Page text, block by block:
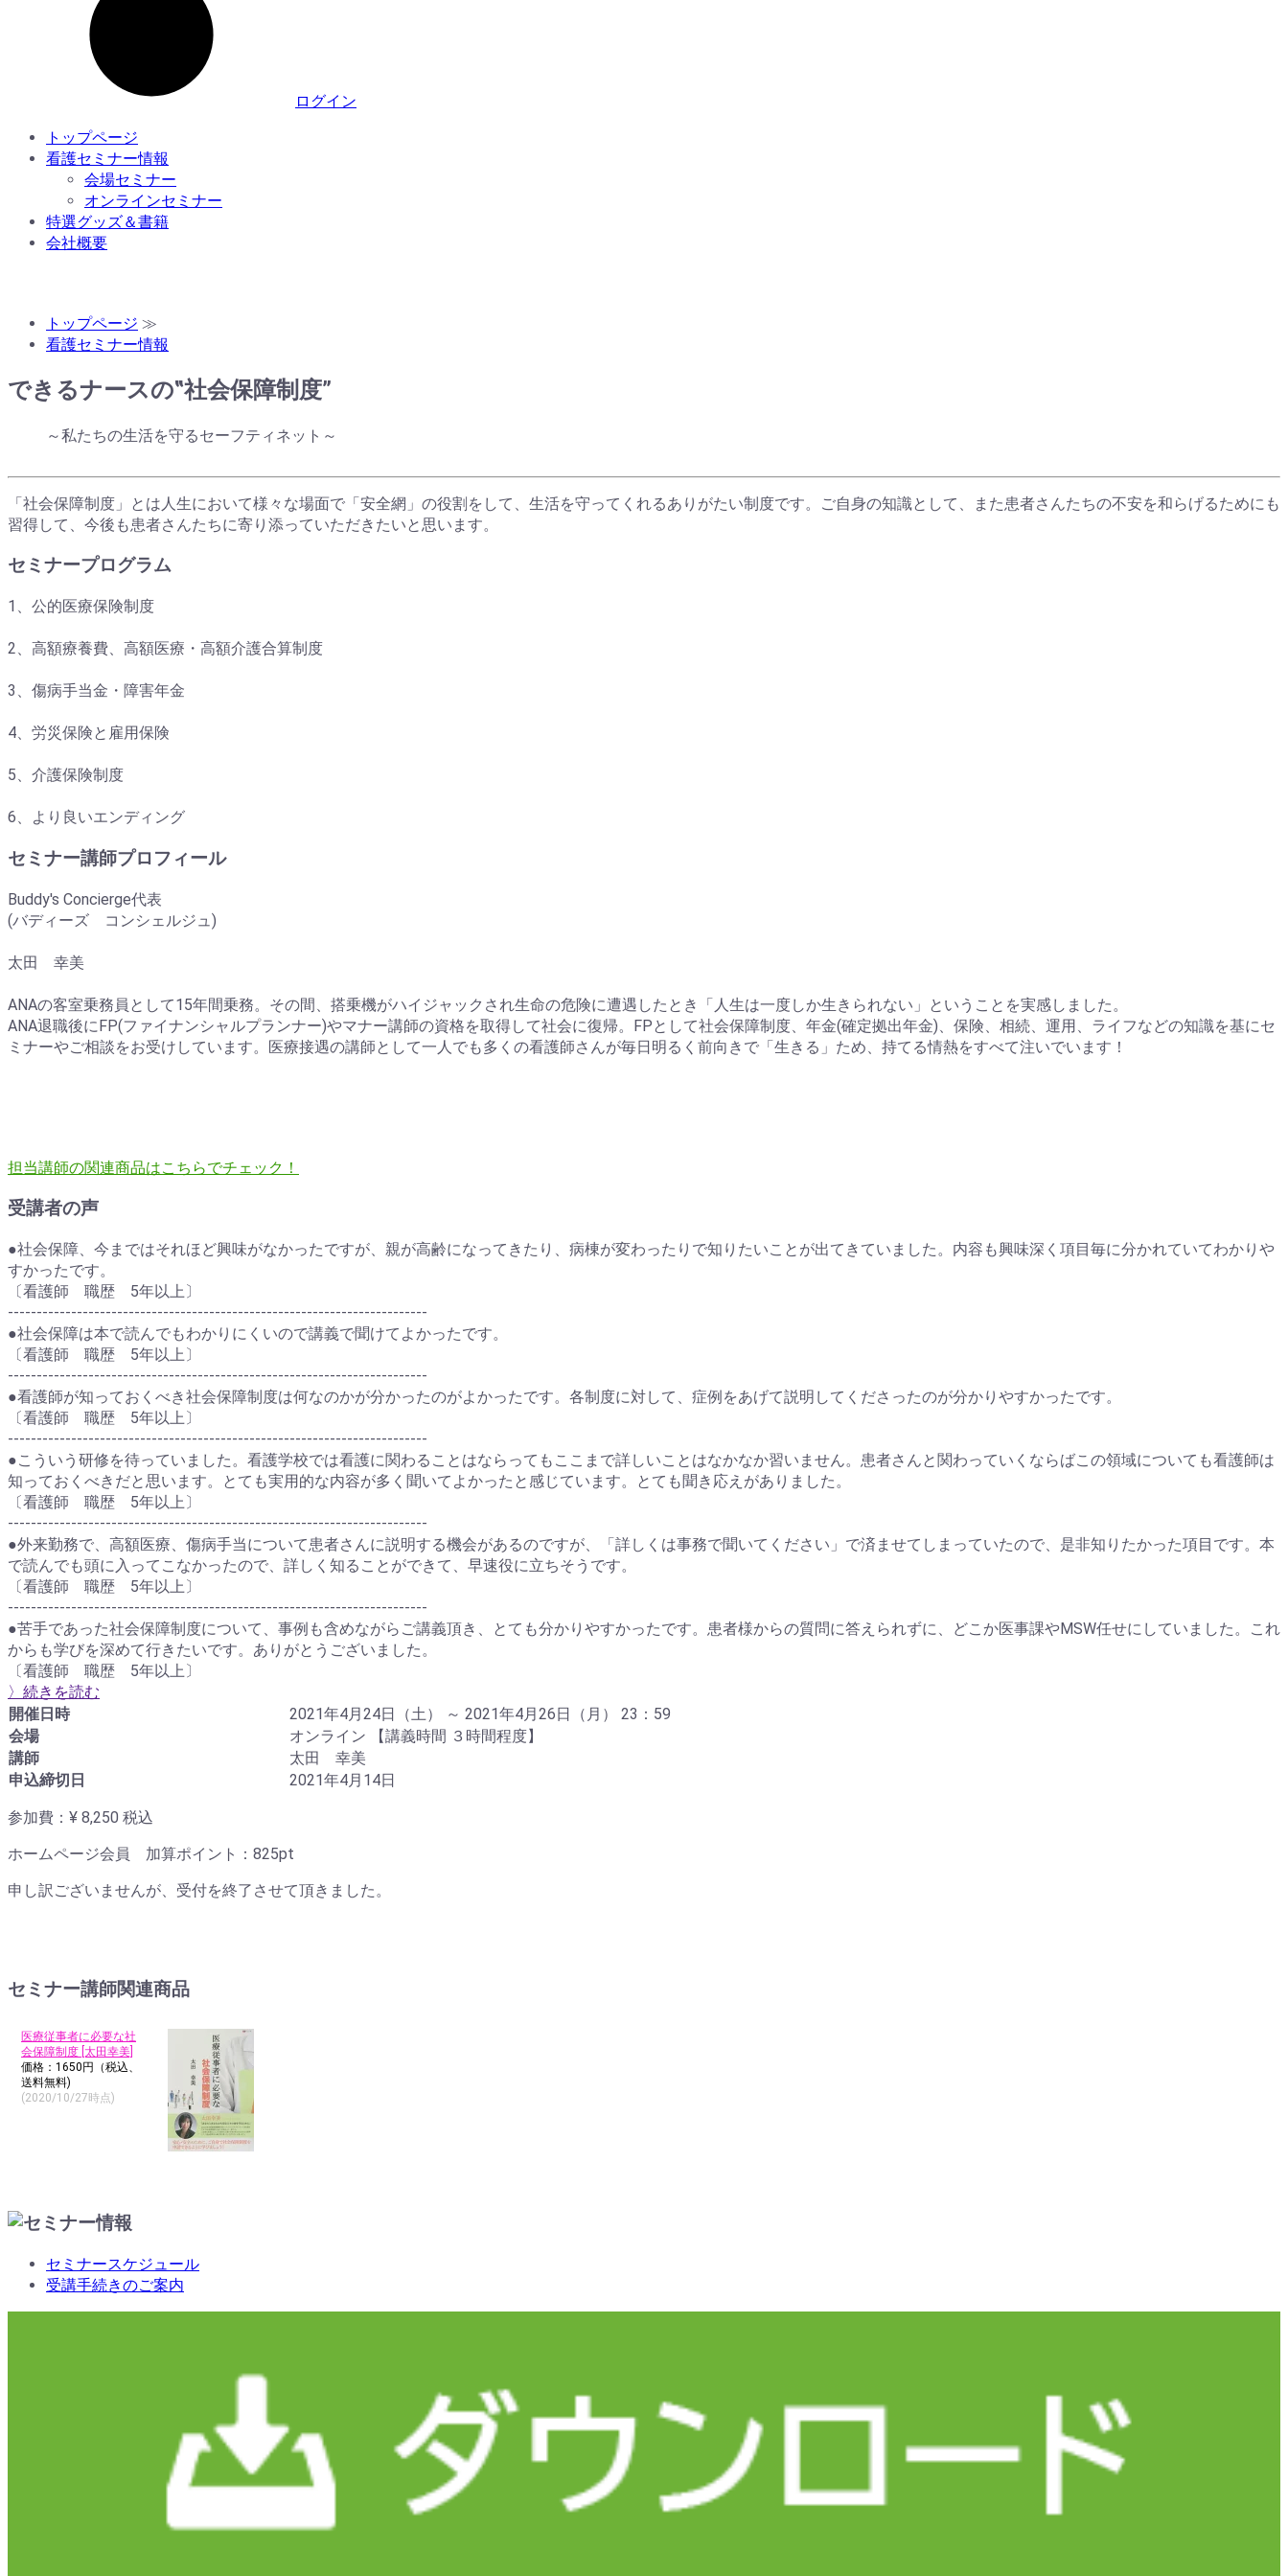
ログイン
トップページ
看護セミナー情報
会場セミナー
オンラインセミナー
特選グッズ＆書籍
会社概要
トップページ ≫
看護セミナー情報
できるナースの‟社会保障制度”
～私たちの生活を守るセーフティネット～
「社会保障制度」とは人生において様々な場面で「安全網」の役割をして、生活を守ってくれるありがたい制度です。ご自身の知識として、また患者さんたちの不安を和らげるためにも
習得して、今後も患者さんたちに寄り添っていただきたいと思います。
セミナープログラム
1、公的医療保険制度
2、高額療養費、高額医療・高額介護合算制度
3、傷病手当金・障害年金
4、労災保険と雇用保険
5、介護保険制度
6、より良いエンディング
セミナー講師プロフィール
Buddy's Concierge代表
(バディーズ コンシェルジュ)
太田 幸美
ANAの客室乗務員として15年間乗務。その間、搭乗機がハイジャックされ生命の危険に遭遇したとき「人生は一度しか生きられない」ということを実感しました。
ANA退職後にFP(ファイナンシャルプランナー)やマナー講師の資格を取得して社会に復帰。FPとして社会保障制度、年金(確定拠出年金)、保険、相続、運用、ライフなどの知識を基にセ
ミナーやご相談をお受けしています。医療接遇の講師として一人でも多くの看護師さんが毎日明るく前向きで「生きる」ため、持てる情熱をすべて注いでいます！
担当講師の関連商品はこちらでチェック！
受講者の声
●社会保障、今まではそれほど興味がなかったですが、親が高齢になってきたり、病棟が変わったりで知りたいことが出てきていました。内容も興味深く項目毎に分かれていてわかりや
すかったです。
〔看護師 職歴 5年以上〕
-------------------------------------------------------------------------
●社会保障は本で読んでもわかりにくいので講義で聞けてよかったです。
〔看護師 職歴 5年以上〕
-------------------------------------------------------------------------
●看護師が知っておくべき社会保障制度は何なのかが分かったのがよかったです。各制度に対して、症例をあげて説明してくださったのが分かりやすかったです。
〔看護師 職歴 5年以上〕
-------------------------------------------------------------------------
●こういう研修を待っていました。看護学校では看護に関わることはならってもここまで詳しいことはなかなか習いません。患者さんと関わっていくならばこの領域についても看護師は
知っておくべきだと思います。とても実用的な内容が多く聞いてよかったと感じています。とても聞き応えがありました。
〔看護師 職歴 5年以上〕
-------------------------------------------------------------------------
●外来勤務で、高額医療、傷病手当について患者さんに説明する機会があるのですが、「詳しくは事務で聞いてください」で済ませてしまっていたので、是非知りたかった項目です。本
で読んでも頭に入ってこなかったので、詳しく知ることができて、早速役に立ちそうです。
〔看護師 職歴 5年以上〕
-------------------------------------------------------------------------
●苦手であった社会保障制度について、事例も含めながらご講義頂き、とても分かりやすかったです。患者様からの質問に答えられずに、どこか医事課やMSW任せにしていました。これ
からも学びを深めて行きたいです。ありがとうございました。
〔看護師 職歴 5年以上〕
〉続きを読む
開催日時
2021年4月24日（土） ～ 2021年4月26日（月） 23：59
会場
オンライン 【講義時間 ３時間程度】
講師
太田 幸美
申込締切日
2021年4月14日
参加費：¥ 8,250 税込
ホームページ会員 加算ポイント： 825pt
申し訳ございませんが、受付を終了させて頂きました。
セミナー講師関連商品
医療従事者に必要な社
会保障制度 [太田幸美]
価格：1650円（税込、
送料無料)
(2020/10/27時点)
セミナースケジュール
受講手続きのご案内